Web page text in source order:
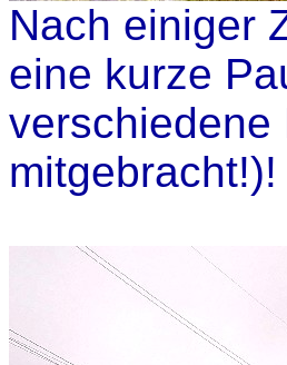
Nach einiger
eine kurze
verschiedene
mitgebracht!)!